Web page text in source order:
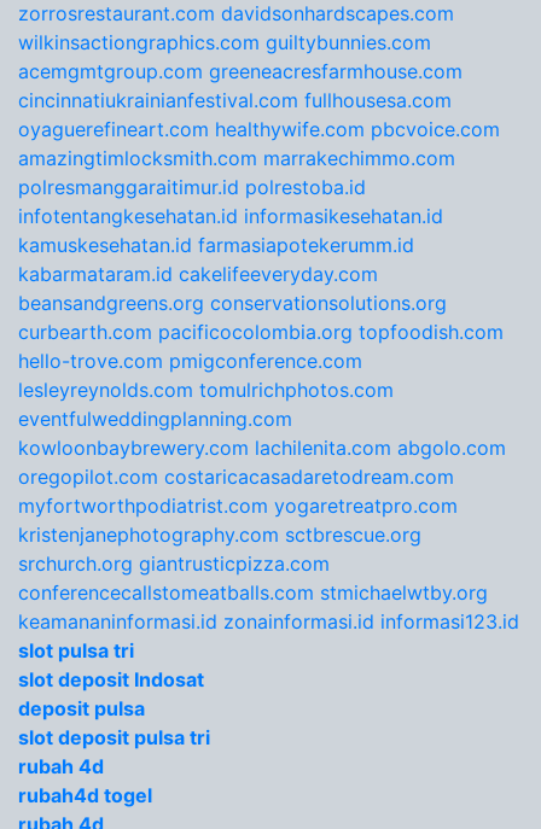
zorrosrestaurant.com davidsonhardscapes.com
wilkinsactiongraphics.com guiltybunnies.com
acemgmtgroup.com greeneacresfarmhouse.com
cincinnatiukrainianfestival.com fullhousesa.com
oyaguerefineart.com healthywife.com pbcvoice.com
amazingtimlocksmith.com marrakechimmo.com
polresmanggaraitimur.id polrestoba.id
infotentangkesehatan.id informasikesehatan.id
kamuskesehatan.id farmasiapotekerumm.id
kabarmataram.id cakelifeeveryday.com
beansandgreens.org conservationsolutions.org
curbearth.com pacificocolombia.org topfoodish.com
hello-trove.com pmigconference.com
lesleyreynolds.com tomulrichphotos.com
eventfulweddingplanning.com
kowloonbaybrewery.com lachilenita.com abgolo.com
oregopilot.com costaricacasadaretodream.com
myfortworthpodiatrist.com yogaretreatpro.com
kristenjanephotography.com sctbrescue.org
srchurch.org giantrusticpizza.com
conferencecallstomeatballs.com stmichaelwtby.org
keamananinformasi.id zonainformasi.id informasi123.id
slot pulsa tri
slot deposit Indosat
deposit pulsa
slot deposit pulsa tri
rubah 4d
rubah4d togel
rubah 4d